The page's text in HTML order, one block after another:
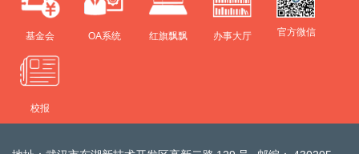
基金会 OA系统 红旗飘飘 办事大厅 官方微信
校报